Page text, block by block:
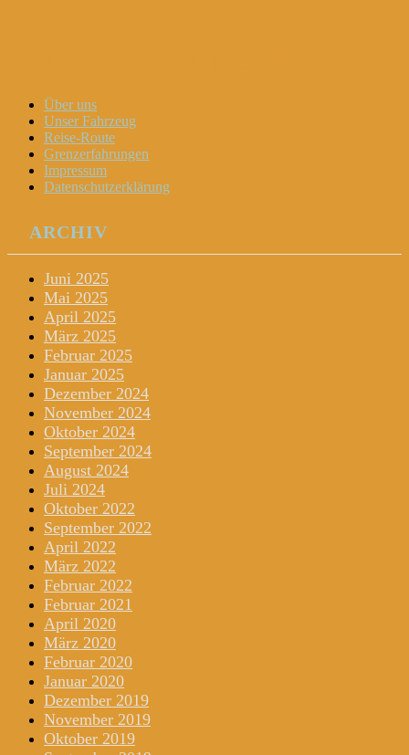
Menu
Widgets
Search
Skip
content
Über uns
Unser Fahrzeug
Reise-Route
Grenzerfahrungen
Impressum
Datenschutzerklärung
ARCHIV
Juni 2025
Mai 2025
April 2025
März 2025
Februar 2025
Januar 2025
Dezember 2024
November 2024
Oktober 2024
September 2024
August 2024
Juli 2024
Oktober 2022
September 2022
April 2022
März 2022
Februar 2022
Februar 2021
April 2020
März 2020
Februar 2020
Januar 2020
Dezember 2019
November 2019
Oktober 2019